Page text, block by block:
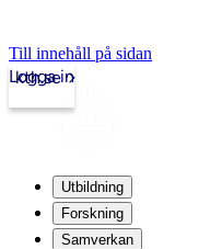
Till innehåll på sidan
kth.se
Logga in
Utbildning
Forskning
Samverkan